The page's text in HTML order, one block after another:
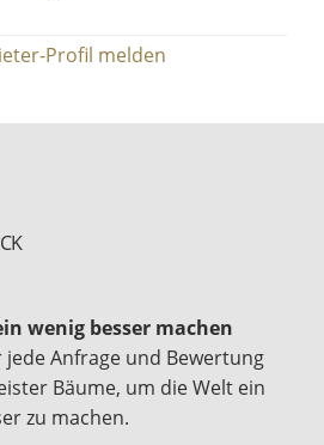
Profil melden
wenig besser machen
Anfrage und Bewertung
Bäume, um die Welt ein
zu machen.